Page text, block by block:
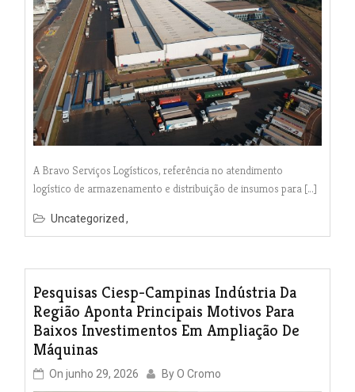
A Bravo Serviços Logísticos, referência no atendimento
logístico de armazenamento e distribuição de insumos para […]
Uncategorized
Pesquisas Ciesp-Campinas Indústria Da
Região Aponta Principais Motivos Para
Baixos Investimentos Em Ampliação De
Máquinas
On junho 29, 2026 ByO Cromo